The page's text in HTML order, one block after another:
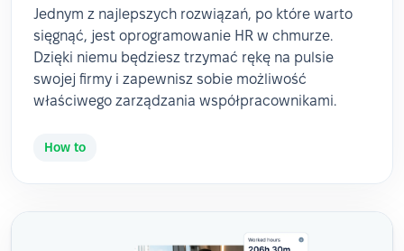
Jednym z najlepszych rozwiązań, po które warto
sięgnąć, jest oprogramowanie HR w chmurze.
Dzięki niemu będziesz trzymać rękę na pulsie
swojej firmy i zapewnisz sobie możliwość
właściwego zarządzania współpracownikami.
How to